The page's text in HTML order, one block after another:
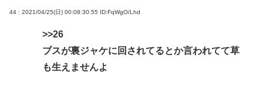
44 : 2021/04/25(日) 00:08:30.55 ID:FqWgO/Lhd
>>26
ブスが裏ジャケに回されてるとか言われてて草
も生えませんよ